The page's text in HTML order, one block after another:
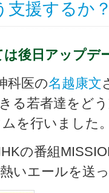
支援するか
後日アップデ
科医の名越康文
きる若者達をど
を行いました
の番組
いエールを送